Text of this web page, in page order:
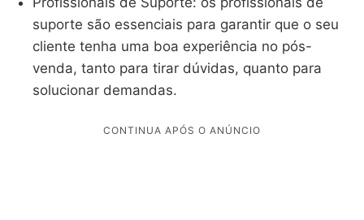
suporte são essenciais para garantir que o seu
cliente tenha uma boa experiência no pós-
venda, tanto para tirar dúvidas, quanto para
solucionar demandas.